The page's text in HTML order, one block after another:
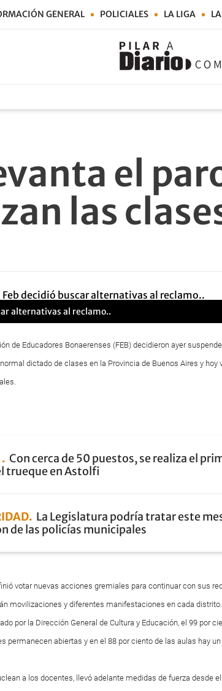
GENERAL POLICIALES LA LIGA
el
las
alternativas al reclamo..
de Educadores Bonaerenses (FEB) decidieron ayer
dictado de clases en la Provincia de Buenos Aires y hoy
Con cerca de 50 puestos, se realiza el
trueque en Astolfi
La Legislatura podría tratar este
de las policías municipales
votar nuevas acciones gremiales para continuar con sus
movilizaciones y diferentes manifestaciones en cada distrito.
por la Dirección General de Cultura y Educación, el 99 por
permanecen abiertas y en el 88 por ciento de las aulas hay
a los docentes, llevó adelante medidas de fuerza desde